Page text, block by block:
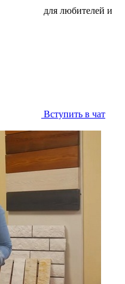
для любителей и
Вступить в чат